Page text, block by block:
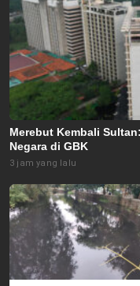
Merebut Kembali
Negara di GBK
3 jam yang lalu